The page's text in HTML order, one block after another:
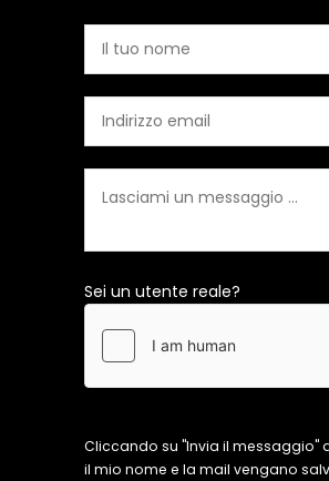
Sei un utente reale?
Cliccando su "Invia il messaggio"
il mio nome e la mail vengano